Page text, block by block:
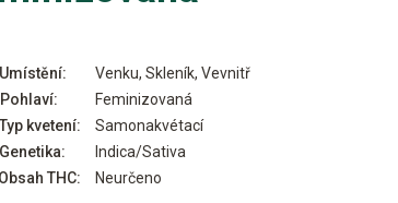
Umístění:
Venku, Skleník, Vevnitř
Pohlaví:
Feminizovaná
Typ kvetení:
Samonakvétací
Genetika:
Indica/Sativa
Obsah THC:
Neurčeno